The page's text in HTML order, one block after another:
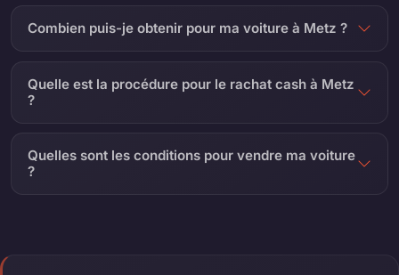
Combien puis-je obtenir pour ma voiture à Metz ?
Quelle est la procédure pour le rachat cash à Metz
?
Quelles sont les conditions pour vendre ma voiture
?